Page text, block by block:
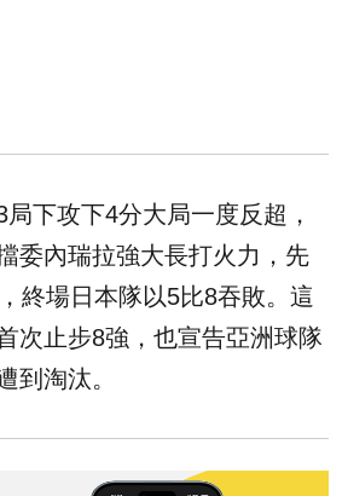
下攻下4分大局一度反超，
委內瑞拉強大長打火力，先
終場日本隊以5比8吞敗。這
次止步8強，也宣告亞洲球隊
到淘汰。